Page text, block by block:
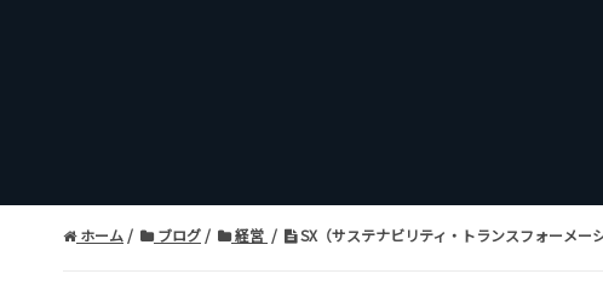
ホーム ブログ 経営 SX（サステナビリティ・トランスフォーメー